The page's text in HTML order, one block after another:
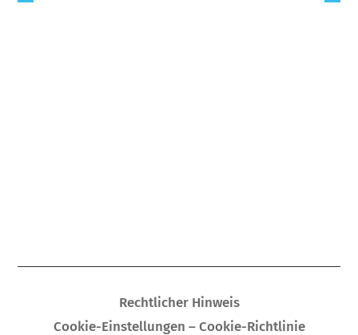
Rechtlicher Hinweis
Cookie-Einstellungen – Cookie-Richtlinie